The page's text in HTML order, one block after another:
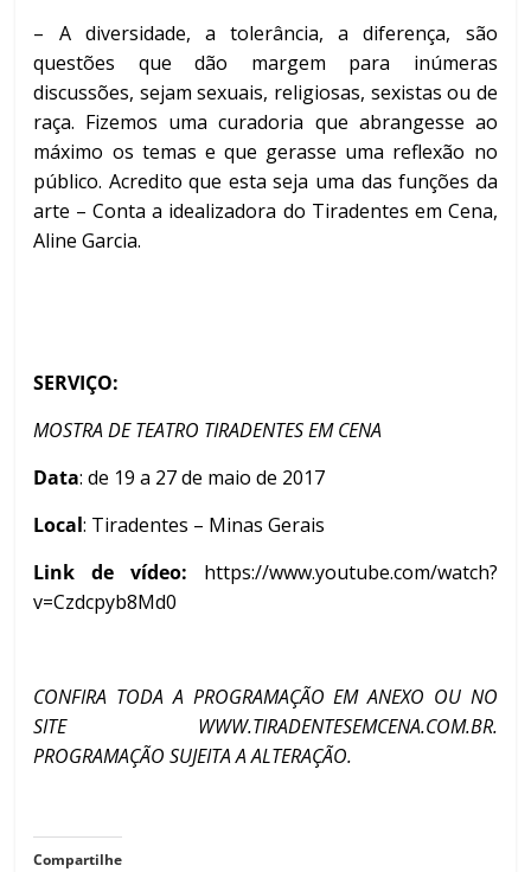
– A diversidade, a tolerância, a diferença, são
questões que dão margem para inúmeras
discussões, sejam sexuais, religiosas, sexistas ou de
raça. Fizemos uma curadoria que abrangesse ao
máximo os temas e que gerasse uma reflexão no
público. Acredito que esta seja uma das funções da
arte – Conta a idealizadora do Tiradentes em Cena,
Aline Garcia.
SERVIÇO:
MOSTRA DE TEATRO TIRADENTES EM CENA
Data: de 19 a 27 de maio de 2017
Local: Tiradentes – Minas Gerais
Link de vídeo: https://www.youtube.com/watch?
v=Czdcpyb8Md0
CONFIRA TODA A PROGRAMAÇÃO EM ANEXO OU NO
SITE WWW.TIRADENTESEMCENA.COM.BR.
PROGRAMAÇÃO SUJEITA A ALTERAÇÃO.
Compartilhe